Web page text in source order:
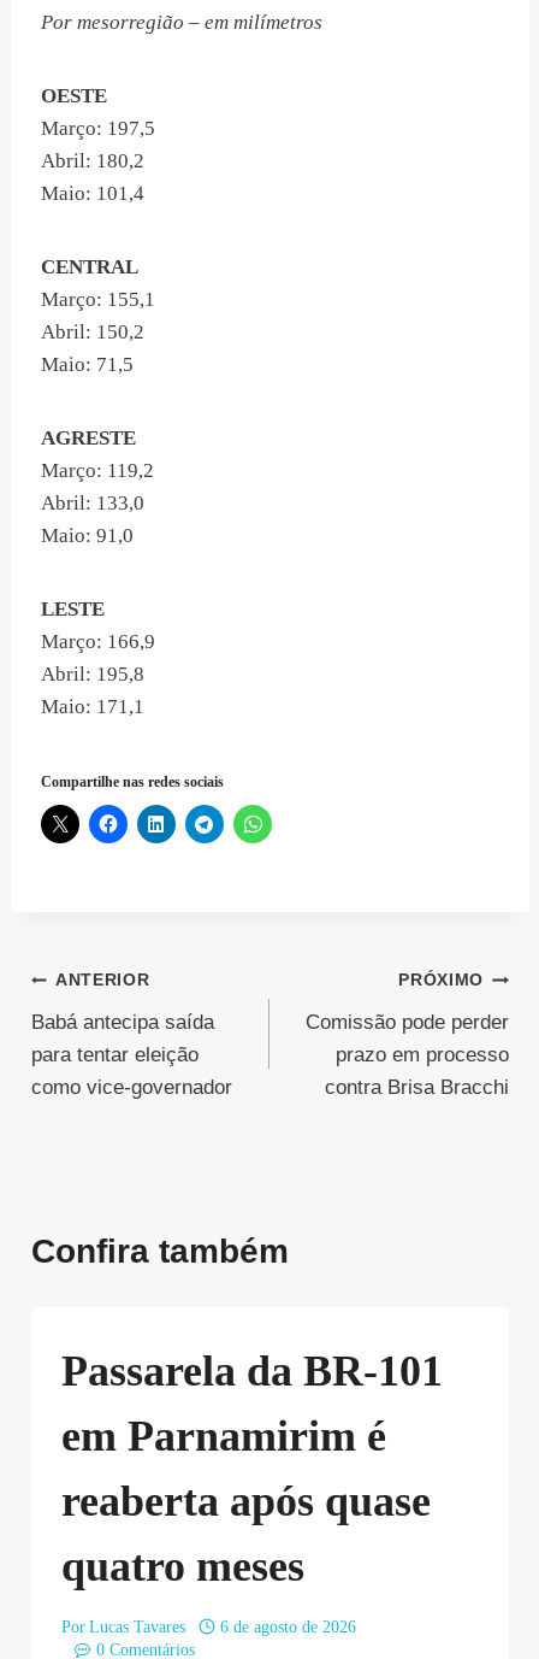
Por mesorregião – em milímetros
OESTE
Março: 197,5
Abril: 180,2
Maio: 101,4
CENTRAL
Março: 155,1
Abril: 150,2
Maio: 71,5
AGRESTE
Março: 119,2
Abril: 133,0
Maio: 91,0
LESTE
Março: 166,9
Abril: 195,8
Maio: 171,1
Compartilhe nas redes sociais
Navegação
de
Post
ANTERIOR
Babá antecipa saída
para tentar eleição
como vice-governador
PRÓXIMO
Comissão pode perder
prazo em processo
contra Brisa Bracchi
Confira também
Passarela da BR-101
em Parnamirim é
reaberta após quase
quatro meses
Por Lucas Tavares
6 de agosto de 2026
0 Comentários